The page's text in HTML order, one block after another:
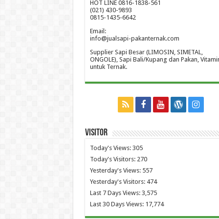
HOT LINE 0816-1838-561
(021) 430-9893
0815-1435-6642
Email:
info@jualsapi-pakanternak.com
Supplier Sapi Besar (LIMOSIN, SIMETAL,
ONGOLE), Sapi Bali/Kupang dan Pakan,
untuk Ternak.
Visitor
Today's Views: 305
Today's Visitors: 270
Yesterday's Views: 557
Yesterday's Visitors: 474
Last 7 Days Views: 3,575
Last 30 Days Views: 17,774